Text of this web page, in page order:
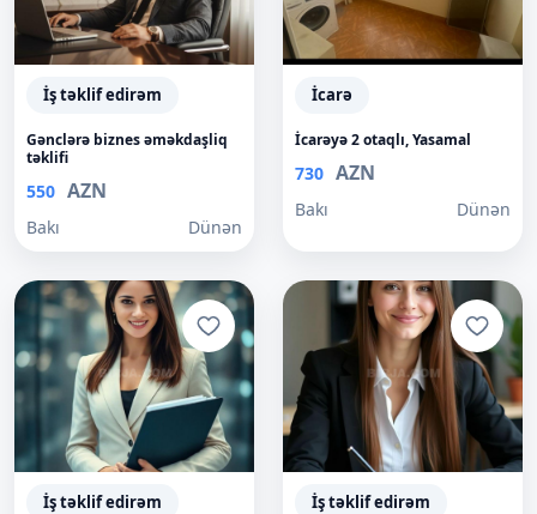
İş təklif edirəm
Gənclərə biznes əməkdaşliq
təklifi
550 AZN
Bakı Dünən
İcarə
İcarəyə 2 otaqlı, Yasamal
730 AZN
Bakı Dünən
İş təklif edirəm İş təklif edirəm